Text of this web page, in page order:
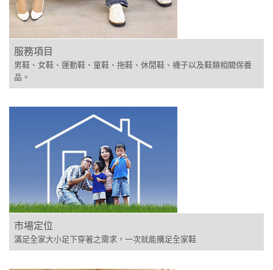
服務項目
男鞋、女鞋、運動鞋、童鞋、拖鞋、休閒鞋、襪子以及鞋類相關保養
品。
市場定位
滿足全家大小足下穿著之需求，一次就能購足全家鞋